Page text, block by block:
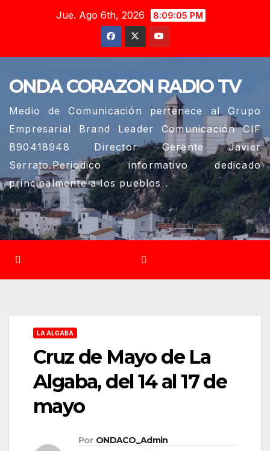
Jue. Ago 6th, 2026 8:09:06 PM
ONDA CORAZON RADIO TV
Medio de Comunicación pertenece al Grupo
Empresarial Brand Leader Comunicación CIF
B90418948 Director Gerente Javier
Serrato.Periodico informativo dedicado
principalmente a los pueblos .
LA ALGABA
Cruz de Mayo de La
Algaba, del 14 al 17 de
mayo
Por ONDACO_Admin